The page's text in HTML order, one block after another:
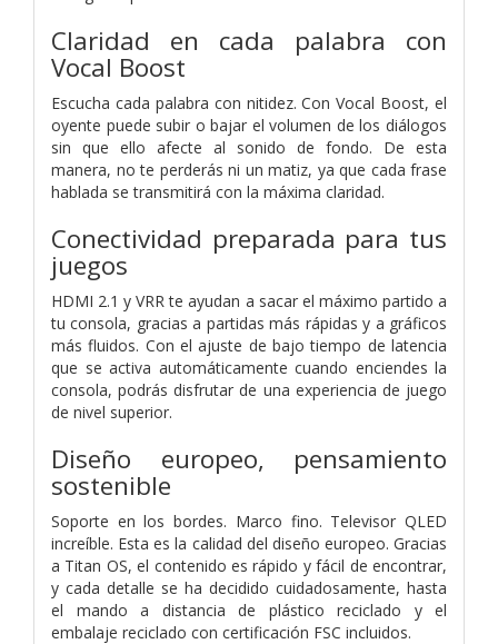
Claridad en cada palabra con
Vocal Boost
Escucha cada palabra con nitidez. Con Vocal Boost, el
oyente puede subir o bajar el volumen de los diálogos
sin que ello afecte al sonido de fondo. De esta
manera, no te perderás ni un matiz, ya que cada frase
hablada se transmitirá con la máxima claridad.
Conectividad preparada para tus
juegos
HDMI 2.1 y VRR te ayudan a sacar el máximo partido a
tu consola, gracias a partidas más rápidas y a gráficos
más fluidos. Con el ajuste de bajo tiempo de latencia
que se activa automáticamente cuando enciendes la
consola, podrás disfrutar de una experiencia de juego
de nivel superior.
Diseño europeo, pensamiento
sostenible
Soporte en los bordes. Marco fino. Televisor QLED
increíble. Esta es la calidad del diseño europeo. Gracias
a Titan OS, el contenido es rápido y fácil de encontrar,
y cada detalle se ha decidido cuidadosamente, hasta
el mando a distancia de plástico reciclado y el
embalaje reciclado con certificación FSC incluidos.